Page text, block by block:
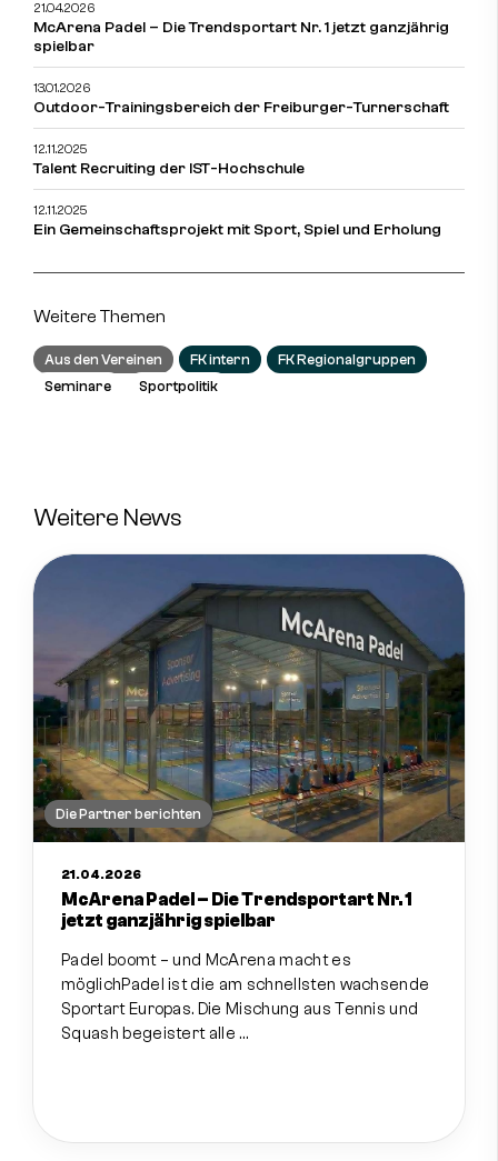
21.04.2026
McArena Padel – Die Trendsportart Nr. 1 jetzt ganzjährig
spielbar
13.01.2026
Outdoor-Trainingsbereich der Freiburger-Turnerschaft
12.11.2025
Talent Recruiting der IST-Hochschule
12.11.2025
Ein Gemeinschaftsprojekt mit Sport, Spiel und Erholung
Weitere Themen
Aus den Vereinen FK intern
FK Regionalgruppen
Seminare
Sportpolitik
Weitere News
Die Partner berichten
21.04.2026
McArena Padel – Die Trendsportart Nr. 1
jetzt ganzjährig spielbar
Padel boomt – und McArena macht es
möglichPadel ist die am schnellsten wachsende
Sportart Europas. Die Mischung aus Tennis und
Squash begeistert alle …